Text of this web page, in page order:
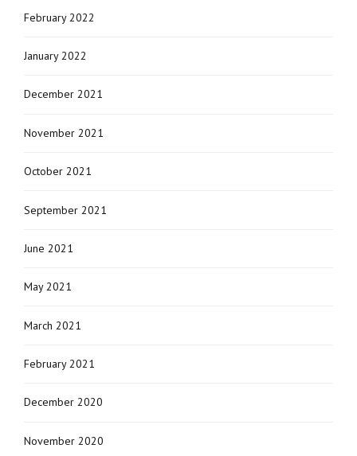
February 2022
January 2022
December 2021
November 2021
October 2021
September 2021
June 2021
May 2021
March 2021
February 2021
December 2020
November 2020